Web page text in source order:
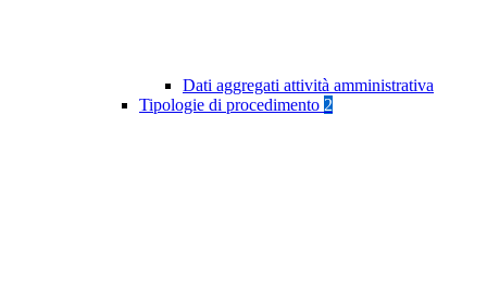
Dati aggregati attività amministrativa
Tipologie di procedimento 2